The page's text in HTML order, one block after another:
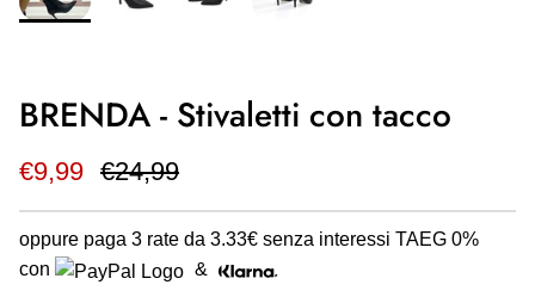
BRENDA - Stivaletti con tacco
€9,99 €24,99
oppure paga 3 rate da 3.33€ senza interessi TAEG 0%
con
&